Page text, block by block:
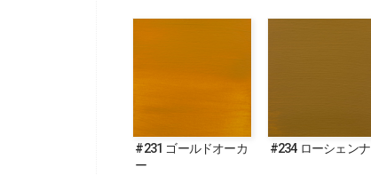
#231 ゴールドオーカ
ー
#234 ローシェンナ